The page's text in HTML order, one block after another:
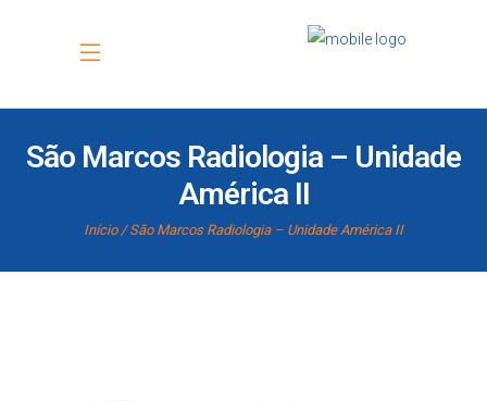
São Marcos Radiologia – Unidade
América II
Início São Marcos Radiologia – Unidade América II